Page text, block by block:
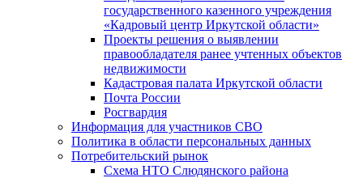
государственного казенного учреждения
«Кадровый центр Иркутской области»
Проекты решения о выявлении
правообладателя ранее учтенных объектов
недвижимости
Кадастровая палата Иркутской области
Почта России
Росгвардия
Информация для участников СВО
Политика в области персональных данных
Потребительский рынок
Схема НТО Слюдянского района